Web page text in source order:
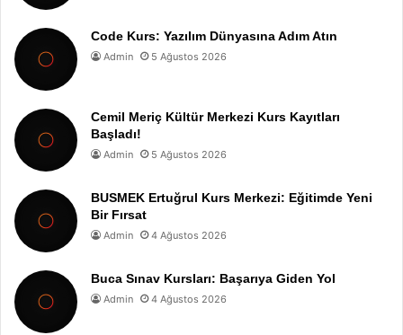
Code Kurs: Yazılım Dünyasına Adım Atın
Admin 5 Ağustos 2026
Cemil Meriç Kültür Merkezi Kurs Kayıtları
Başladı!
Admin 5 Ağustos 2026
BUSMEK Ertuğrul Kurs Merkezi: Eğitimde Yeni
Bir Fırsat
Admin 4 Ağustos 2026
Buca Sınav Kursları: Başarıya Giden Yol
Admin 4 Ağustos 2026